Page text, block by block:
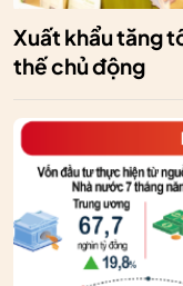
Xuất khẩu tăng
thế chủ động